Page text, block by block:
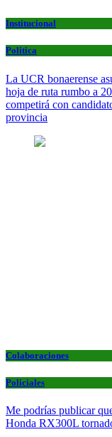
Institucional
Politica
La UCR bonaerense
hoja de ruta rumbo a
competirá con
provincia
Colaboraciones
Policiales
Me podrías publicar
Honda RX300L